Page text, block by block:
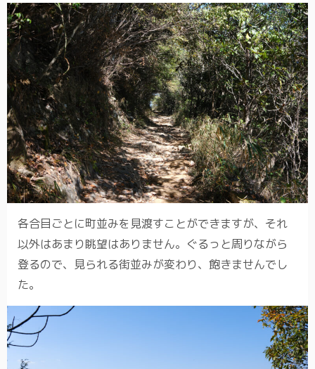
各合目ごとに町並みを見渡すことができますが、それ
以外はあまり眺望はありません。ぐるっと周りながら
登るので、見られる街並みが変わり、飽きませんでし
た。